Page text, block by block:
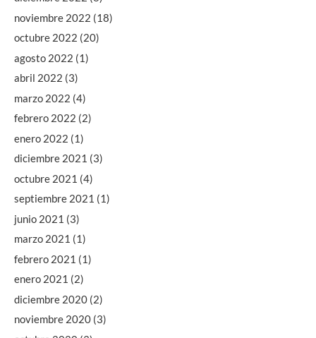
noviembre 2022 (18)
octubre 2022 (20)
agosto 2022 (1)
abril 2022 (3)
marzo 2022 (4)
febrero 2022 (2)
enero 2022 (1)
diciembre 2021 (3)
octubre 2021 (4)
septiembre 2021 (1)
junio 2021 (3)
marzo 2021 (1)
febrero 2021 (1)
enero 2021 (2)
diciembre 2020 (2)
noviembre 2020 (3)